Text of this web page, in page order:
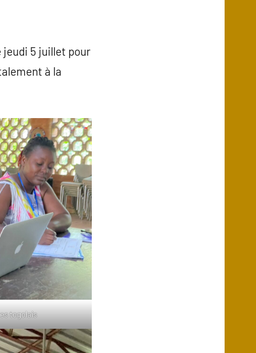
jeudi 5 juillet pour
à la
togolais